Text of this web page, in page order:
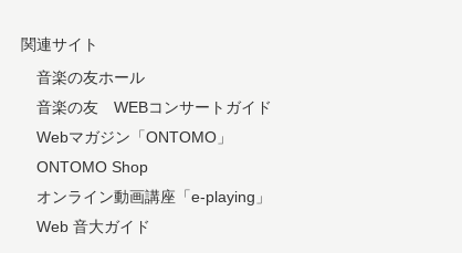
関連サイト
音楽の友ホール
音楽の友 WEBコンサートガイド
Webマガジン「ONTOMO」
ONTOMO Shop
オンライン動画講座「e-playing」
Web 音大ガイド